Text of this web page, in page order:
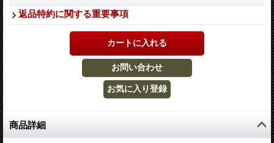
返品特約に関する重要事項
商品詳細